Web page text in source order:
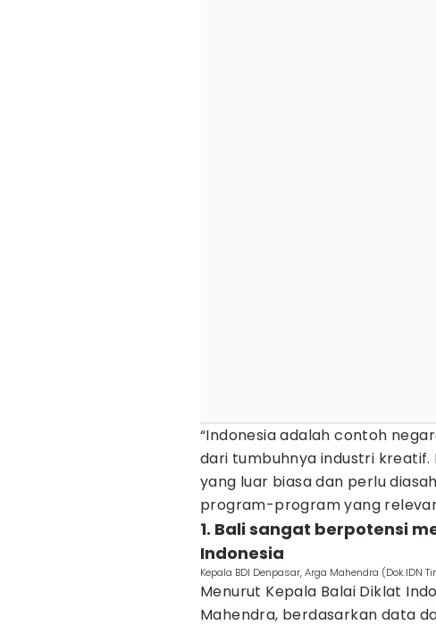
“Indonesia adalah contoh
dari tumbuhnya industri
yang luar biasa dan perlu
program-program yang
1. Bali sangat berpotensi
Indonesia
Kepala BDI Denpasar, Arga Mahendra (Dok.IDN
Menurut Kepala Balai Diklat
Mahendra, berdasarkan data